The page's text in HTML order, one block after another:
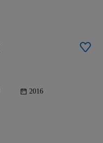
2016